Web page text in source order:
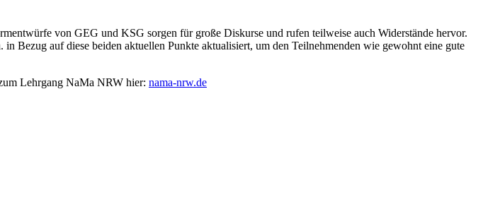
von GEG und KSG sorgen für große Diskurse und rufen teilweise auch Widerstände hervor.
Bezug auf diese beiden aktuellen Punkte aktualisiert, um den Teilnehmenden wie gewohnt eine gute
Lehrgang NaMa NRW hier: nama-nrw.de